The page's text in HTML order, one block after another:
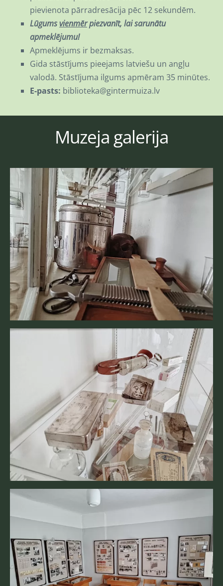
pievienota pārradresācija pēc 12 sekundēm.
Lūgums vienmērpiezvanīt, lai sarunātu
apmeklējumu!
Apmeklējums ir bezmaksas.
Gida stāstījums pieejams latviešu un angļu
valodā. Stāstījuma ilgums apmēram 35 minūtes.
E-pasts: biblioteka@gintermuiza.lv
Muzeja galerija